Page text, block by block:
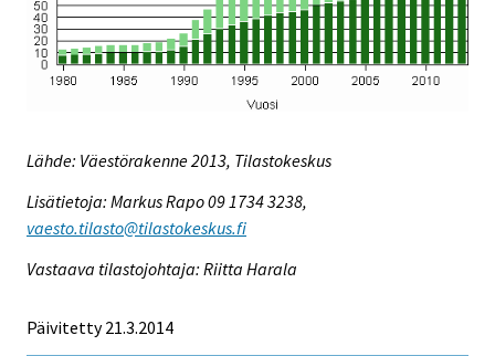
Lähde: Väestörakenne 2013, Tilastokeskus
Lisätietoja: Markus Rapo 09 1734 3238,
vaesto.tilasto@tilastokeskus.fi
Vastaava tilastojohtaja: Riitta Harala
Päivitetty 21.3.2014